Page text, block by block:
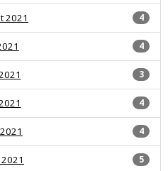
4
2021
4
3
4
4
5